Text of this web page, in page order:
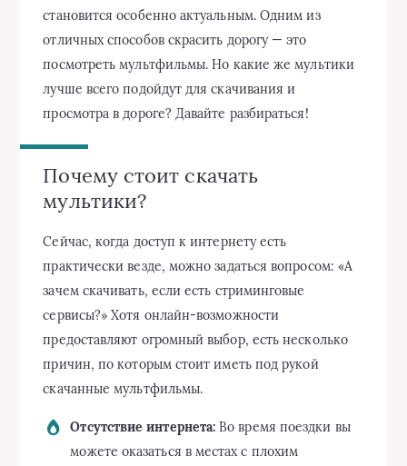
становится особенно актуальным. Одним из
отличных способов скрасить дорогу — это
посмотреть мультфильмы. Но какие же мультики
лучше всего подойдут для скачивания и
просмотра в дороге? Давайте разбираться!
Почему стоит скачать
мультики?
Сейчас, когда доступ к интернету есть
практически везде, можно задаться вопросом: «А
зачем скачивать, если есть стриминговые
сервисы?» Хотя онлайн-возможности
предоставляют огромный выбор, есть несколько
причин, по которым стоит иметь под рукой
скачанные мультфильмы.
Отсутствие интернета: Во время поездки вы
можете оказаться в местах с плохим